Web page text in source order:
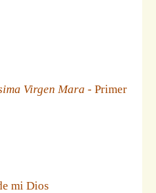
Virgen Mara - Primer
mi Dios